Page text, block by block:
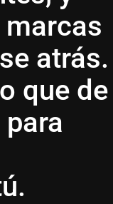
atrás.
que de